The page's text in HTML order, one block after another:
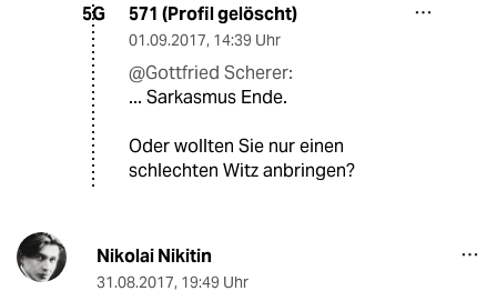
5G 571 (Profil gelöscht)
01.09.2017, 14:39 Uhr
@Gottfried Scherer:
... Sarkasmus Ende.
Oder wollten Sie nur einen
schlechten Witz anbringen?
Nikolai Nikitin
31.08.2017, 19:49 Uhr